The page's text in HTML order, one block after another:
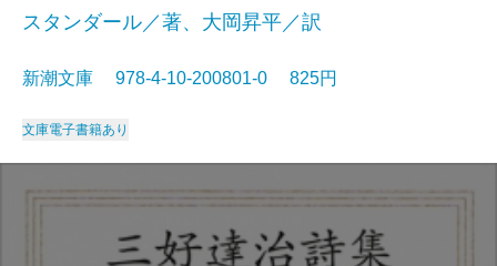
スタンダール／著、大岡昇平／訳
新潮文庫 978-4-10-200801-0 825円
文庫電子書籍あり